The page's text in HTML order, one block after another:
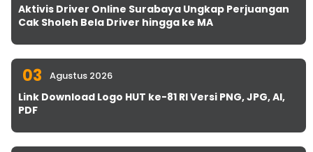
Aktivis Driver Online Surabaya Ungkap Perjuangan
Cak Sholeh Bela Driver hingga ke MA
03 Agustus 2026
Link Download Logo HUT ke-81 RI Versi PNG, JPG, AI,
PDF